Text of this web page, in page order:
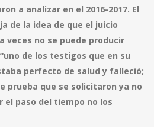
a analizar en el 2016-2017. El
de la idea de que el juicio
veces no se puede producir
“uno de los testigos que en su
perfecto de salud y falleció;
prueba que se solicitaron ya no
el paso del tiempo no los